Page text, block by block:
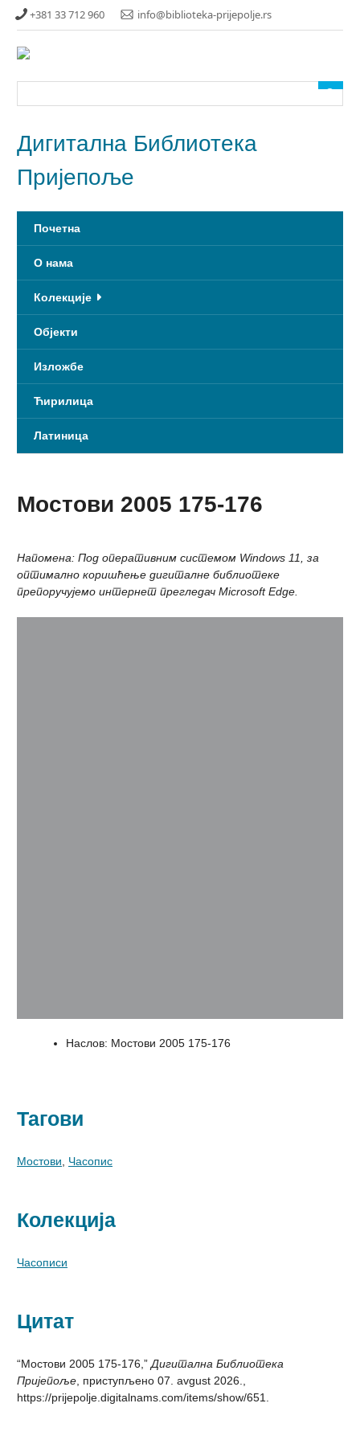
Прескочи
садржаја
+381 33 712 960 info@biblioteka-prijepolje.rs
Дигитална Библиотека
Пријепоље
Почетна
О нама
Колекције
Објекти
Изложбе
Ћирилица
Латиница
Мостови 2005 175-176
Напомена: Под оперативним системом Windows 11, за
оптимално коришћење дигиталне библиотеке
препоручујемо интернет прегледач Microsoft Edge.
Наслов: Мостови 2005 175-176
Тагови
Мостови Часопис
Колекција
Часописи
Цитат
“Мостови 2005 175-176,” Дигитална Библиотека
Пријепоље , приступљено 07. avgust 2026.,
https://prijepolje.digitalnams.com/items/show/651